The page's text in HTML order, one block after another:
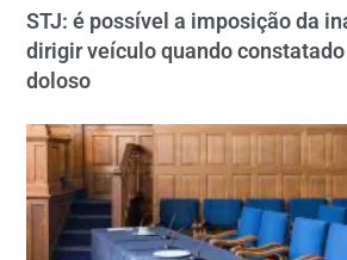
STJ: é possível a imposição da
dirigir veículo quando
doloso